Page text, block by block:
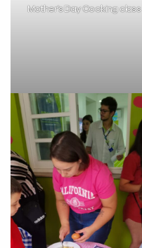
Mother’s Day Cooking class